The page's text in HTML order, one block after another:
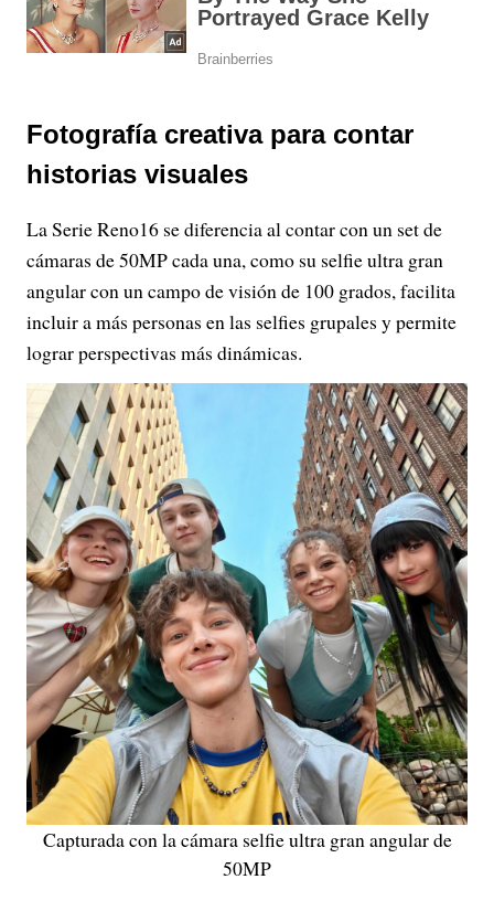
Fotografía creativa para contar
historias visuales
La Serie Reno16 se diferencia al contar con un set de
cámaras de 50MP cada una, como su selfie ultra gran
angular con un campo de visión de 100 grados, facilita
incluir a más personas en las selfies grupales y permite
lograr perspectivas más dinámicas.
Capturada con la cámara selfie ultra gran angular de
50MP